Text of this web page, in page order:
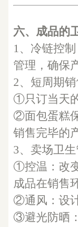
六、成品的
1、冷链控
管理，确保
2、短周期
①只订当天
②面包蛋糕
销售完毕的
3、卖场卫生
①控温：改
成品在销售
②通风：设
③避光防晒：